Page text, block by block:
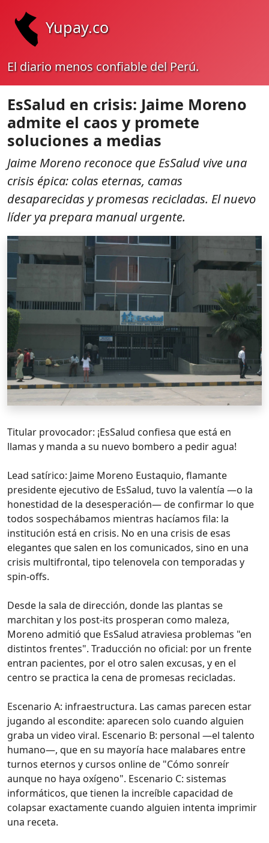
Yupay.co
El diario menos confiable del Perú.
EsSalud en crisis: Jaime Moreno
admite el caos y promete
soluciones a medias
Jaime Moreno reconoce que EsSalud vive una
crisis épica: colas eternas, camas
desaparecidas y promesas recicladas. El nuevo
líder ya prepara manual urgente.
Titular provocador: ¡EsSalud confiesa que está en
llamas y manda a su nuevo bombero a pedir agua!
Lead satírico: Jaime Moreno Eustaquio, flamante
presidente ejecutivo de EsSalud, tuvo la valentía —o la
honestidad de la desesperación— de confirmar lo que
todos sospechábamos mientras hacíamos fila: la
institución está en crisis. No en una crisis de esas
elegantes que salen en los comunicados, sino en una
crisis multifrontal, tipo telenovela con temporadas y
spin-offs.
Desde la sala de dirección, donde las plantas se
marchitan y los post-its prosperan como maleza,
Moreno admitió que EsSalud atraviesa problemas "en
distintos frentes". Traducción no oficial: por un frente
entran pacientes, por el otro salen excusas, y en el
centro se practica la cena de promesas recicladas.
Escenario A: infraestructura. Las camas parecen estar
jugando al escondite: aparecen solo cuando alguien
graba un video viral. Escenario B: personal —el talento
humano—, que en su mayoría hace malabares entre
turnos eternos y cursos online de "Cómo sonreír
aunque no haya oxígeno". Escenario C: sistemas
informáticos, que tienen la increíble capacidad de
colapsar exactamente cuando alguien intenta imprimir
una receta.